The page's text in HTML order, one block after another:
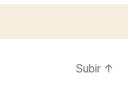
Subir ↑